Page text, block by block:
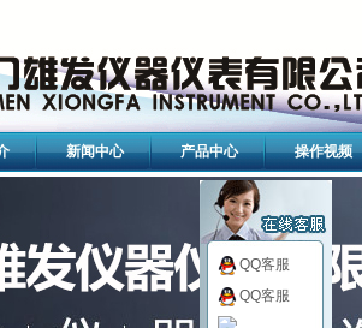
新闻中心 产品中心 操作视频
QQ客服
QQ客服